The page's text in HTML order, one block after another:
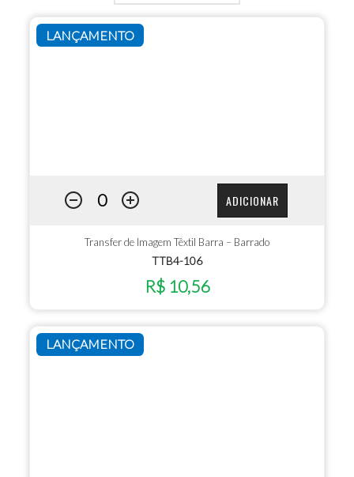
LANÇAMENTO
ADICIONAR
Transfer de Imagem Têxtil Barra – Barrado
TTB4-106
R$ 10,56
LANÇAMENTO